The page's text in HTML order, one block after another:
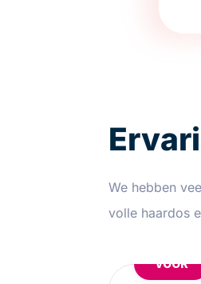
We hebben
volle haardos
VOOR